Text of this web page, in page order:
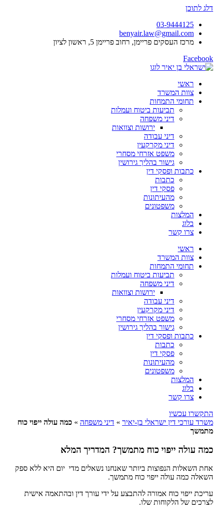
דלג לתוכן
03-9444125
benyair.law@gmail.com
מרכז העסקים פריימן, רחוב פריימן 5, ראשון לציון
Facebook
ראשי
צוות המשרד
תחומי התמחות
תביעות ביטוח ועמלות
דיני משפחה
ירושות וצוואות
דיני עבודה
דיני מקרקעין
משפט אזרחי מסחרי
גישור בהליך גירושין
כתבות ופסקי דין
כתבות
פסקי דין
מהעיתונות
משפטונים
המלצות
בלוג
צרו קשר
ראשי
צוות המשרד
תחומי התמחות
תביעות ביטוח ועמלות
דיני משפחה
ירושות וצוואות
דיני עבודה
דיני מקרקעין
משפט אזרחי מסחרי
גישור בהליך גירושין
כתבות ופסקי דין
כתבות
פסקי דין
מהעיתונות
משפטונים
המלצות
בלוג
צרו קשר
התקשרו עכשיו
משרד עורכי דין ישראלי בן-יאיר » דיני משפחה » כמה עולה ייפוי כוח
מתמשך
כמה עולה ייפוי כוח מתמשך? המדריך המלא
אחת השאלות הנפוצות ביותר שאנחנו נשאלים מדי יום היא ללא ספק
השאלה כמה עולה ייפוי כוח מתמשך.
עריכת ייפוי כוח אמורה להתבצע על ידי עורך דין ובהתאמה אישית
לצרכים של הלקוחות שלו.